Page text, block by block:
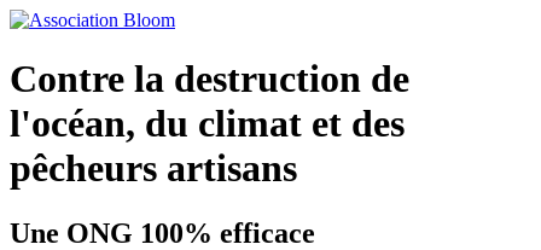
Contre la destruction de
l'océan, du climat et des
pêcheurs artisans
Une ONG 100% efficace